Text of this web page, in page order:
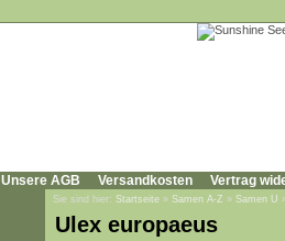
Unsere AGB Versandkosten Vertrag
Sie sind hier: Startseite » Samen A-Z » Samen U
Ulex europaeus